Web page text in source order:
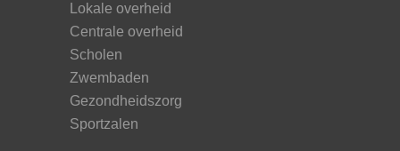
Lokale overheid
Centrale overheid
Scholen
Zwembaden
Gezondheidszorg
Sportzalen